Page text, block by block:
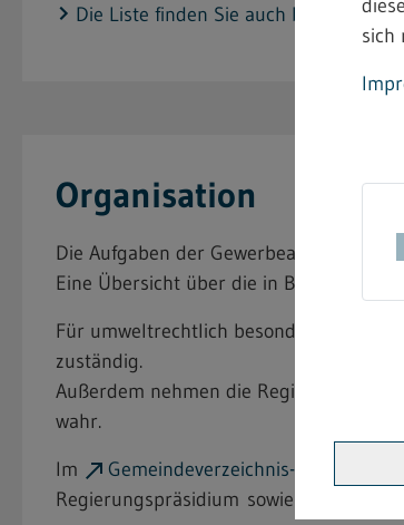
Die Liste finden Sie auch bei den
Organisation
Die Aufgaben der Gewerbeaufsicht im
Eine Übersicht über die in Baden-
Für umweltrechtlich besonders
zuständig.
Außerdem nehmen die
wahr.
Im
Gemeindeverzeichnis-Online
des
Regierungspräsidium sowie Landkreis
sich